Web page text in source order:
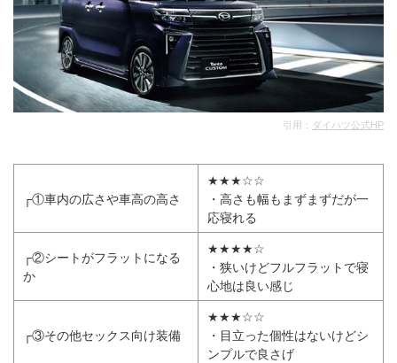
引用： ダイハツ公式HP
┌①車内の広さや車高の高さ
★★★☆☆
・高さも幅もまずまずだが一
応寝れる
┌②シートがフラットになる
か
★★★★☆
・狭いけどフルフラットで寝
心地は良い感じ
┌③その他セックス向け装備
★★★☆☆
・目立った個性はないけどシ
ンプルで良さげ